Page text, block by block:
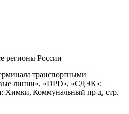
регионы России
транспортными
линии», «DPD», «СДЭК»;
Химки, Коммунальный пр-д, стр.